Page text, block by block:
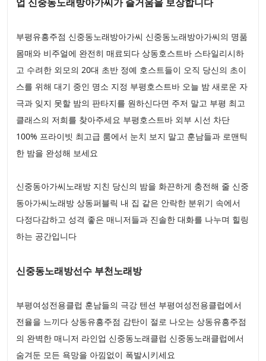
부평유흥주점 신중동노래방아가씨 신중동노래방아가씨의 명품
몸매와 비주얼에 완전히 매료되다 상동호스트바 스타일리시하
고 수려한 외모의 20대 초반 정예 호스트들이 오직 당신의 초이
스를 위해 대기 중인 명소 지정 부평호스트바 오늘 밤 새로운 자
극과 잊지 못할 밤의 판타지를 원하신다면 주저 말고 부평 최고
클래스의 저희를 찾아주세요 부평호스트바 외부 시선 차단
100% 프라이빗 최고급 룸에서 눈치 보지 말고 훈남들과 로맨틱
한 밤을 완성해 보세요
신중동아가씨노래방 지친 당신의 밤을 화끈하게 충전해 줄 신중
동아가씨노래방 상동퍼블릭 내 집 같은 안락한 분위기 속에서
다정다감하고 성격 좋은 매니저들과 진솔한 대화를 나누며 힐링
하는 공간입니다
신중동노래방선수 부천노래방
부평여성전용클럽 훈남들의 극강 텐션 부평여성전용클럽에서
전율을 느끼다 상동유흥주점 감탄이 절로 나오는 상동유흥주점
의 완벽한 매니저 라인업 신중동노래클럽 신중동노래클럽에서
숨겨둔 모든 욕망을 아낌없이 폭발시키세요